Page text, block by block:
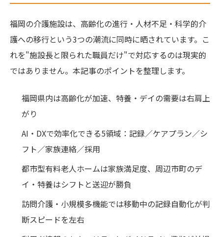
福岡の介護施設は、高齢化の進行・人材不足・科学的介
護への移行という3つの潮流に同時に晒されています。こ
れを"施設長と限られた職員だけ"で対応するのは現実的
ではありません。本記事のポイントを整理します。
福岡県内は高齢化が加速、特養・デイの需要は右肩上
がり
AI・DXで効率化できる5領域：記録／ケアプラン／シ
フト／家族連絡／採用
都市型有料老人ホームは家族満足度、周辺市町のデ
イ・特養はシフトと送迎が勝負
訪問介護・小規模多機能では移動中の記録自動化が判
断スピードを左右